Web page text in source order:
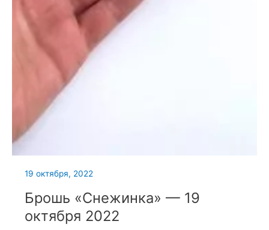
19 октября, 2022
Брошь «Снежинка» — 19
октября 2022